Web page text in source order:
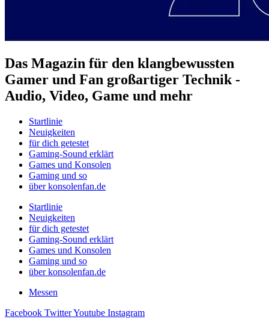
Das Magazin für den klangbewussten
Gamer und Fan großartiger Technik -
Audio, Video, Game und mehr
Startlinie
Neuigkeiten
für dich getestet
Gaming-Sound erklärt
Games und Konsolen
Gaming und so
über konsolenfan.de
Startlinie
Neuigkeiten
für dich getestet
Gaming-Sound erklärt
Games und Konsolen
Gaming und so
über konsolenfan.de
Messen
Facebook TwitterYoutube Instagram